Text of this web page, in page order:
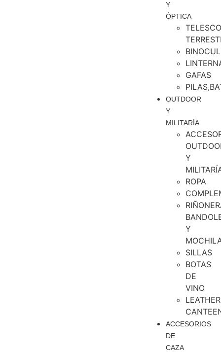
Y
ÓPTICA
GAFAS
OUTDOOR
Y
MILITARÍA
Y
ROPA
Y
SILLAS
BOTAS
DE
VINO
LEATHER
ACCESORIOS
DE
CAZA